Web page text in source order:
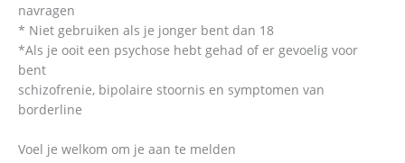
navragen
* Niet gebruiken als je jonger bent dan 18
*Als je ooit een psychose hebt gehad of er gevoelig voor
bent
schizofrenie, bipolaire stoornis en symptomen van
borderline
Voel je welkom om je aan te melden